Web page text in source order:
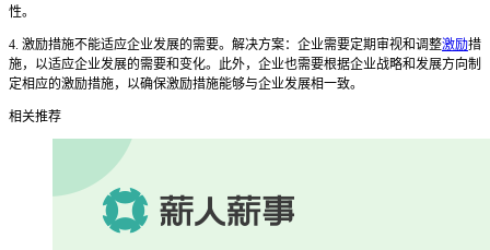
性。
4. 激励措施不能适应企业发展的需要。解决方案：企业需要定期审视和调整激励措
施，以适应企业发展的需要和变化。此外，企业也需要根据企业战略和发展方向制
定相应的激励措施，以确保激励措施能够与企业发展相一致。
相关推荐